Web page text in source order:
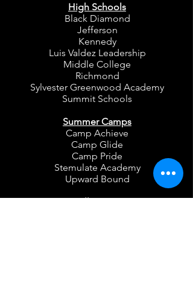
High Schools
Black Diamond
Jefferson
Kennedy
Luis Valdez Leadership
Middle College
Richmond
Sylvester Greenwood Academy
Summit Schools
Summer Camps
Camp Achieve
Camp Glide
Camp Pride
Stemulate Academy
Upward Bound
All Ages